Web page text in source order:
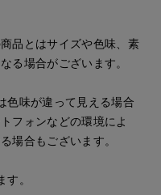
品とはサイズや色味、素
る場合がございます。
色味が違って見える場合
フォンなどの環境によ
場合もございます。
。